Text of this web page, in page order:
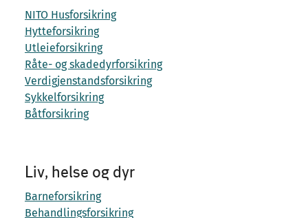
NITO Husforsikring
Hytteforsikring
Utleieforsikring
Råte- og skadedyrforsikring
Verdigjenstandsforsikring
Sykkelforsikring
Båtforsikring
Liv, helse og dyr
Barneforsikring
Behandlingsforsikring